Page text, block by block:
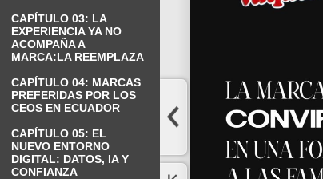
CAPÍTULO 03: LA
EXPERIENCIA YA NO
ACOMPAÑA A
MARCA:LA REEMPLAZA
CAPÍTULO 04: MARCAS
PREFERIDAS POR LOS
CEOS EN ECUADOR
CAPÍTULO 05: EL
NUEVO ENTORNO
DIGITAL: DATOS, IA Y
CONFIANZA